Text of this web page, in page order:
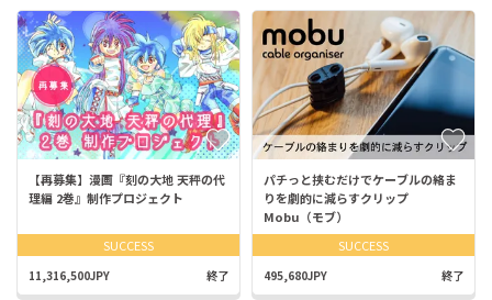
【再募集】漫画『刻の大地 天秤の代
理編 2巻』制作プロジェクト
SUCCESS
11,316,500JPY 終了
パチっと挟むだけでケーブルの絡ま
りを劇的に減らすクリップ
Mobu（モブ）
SUCCESS
495,680JPY 終了